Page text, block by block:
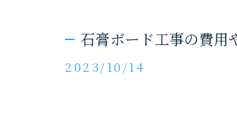
石膏ボード工事の費用
2023/10/14